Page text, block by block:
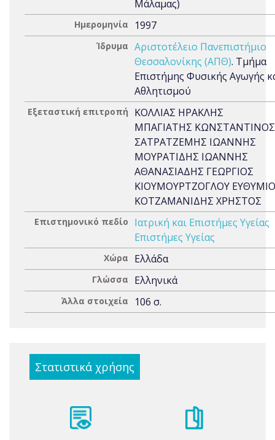
Μάλαμας)
Ημερομηνία 1997
Ίδρυμα Αριστοτέλειο Πανεπιστήμιο
Θεσσαλονίκης (ΑΠΘ). Τμήμα
Επιστήμης Φυσικής Αγωγής
Αθλητισμού
Εξεταστική επιτροπή
ΚΟΛΛΙΑΣ ΗΡΑΚΛΗΣ
ΜΠΑΓΙΑΤΗΣ ΚΩΝΣΤΑΝΤΙΝΟΣ
ΣΑΤΡΑΤΖΕΜΗΣ ΙΩΑΝΝΗΣ
ΜΟΥΡΑΤΙΔΗΣ ΙΩΑΝΝΗΣ
ΑΘΑΝΑΣΙΑΔΗΣ ΓΕΩΡΓΙΟΣ
ΚΙΟΥΜΟΥΡΤΖΟΓΛΟΥ
ΚΟΤΖΑΜΑΝΙΔΗΣ ΧΡΗΣΤΟΣ
Επιστημονικό πεδίο
Ιατρική και Επιστήμες Υγείας
Επιστήμες Υγείας
Χώρα Ελλάδα
Γλώσσα Ελληνικά
Άλλα στοιχεία 106 σ.
Στατιστικά χρήσης